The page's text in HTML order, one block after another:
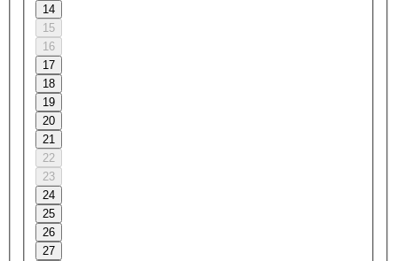
14
15
16
17
18
19
20
21
22
23
24
25
26
27